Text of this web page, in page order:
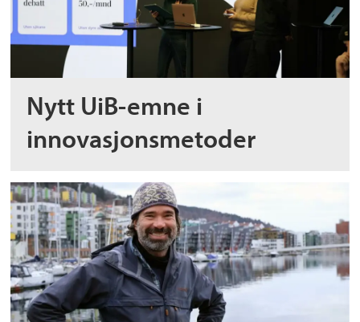
Nytt UiB-emne i
innovasjonsmetoder